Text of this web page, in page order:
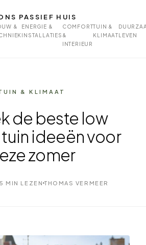
PASSIEF HUIS
&
ENERGIE &
INSTALLATIES
COMFORT
&
INTERIEUR
TUIN &
KLIMAATLEVEN
& KLIMAAT
de beste low
ideeën voor
zomer
5 MIN LEZEN THOMAS VERMEER